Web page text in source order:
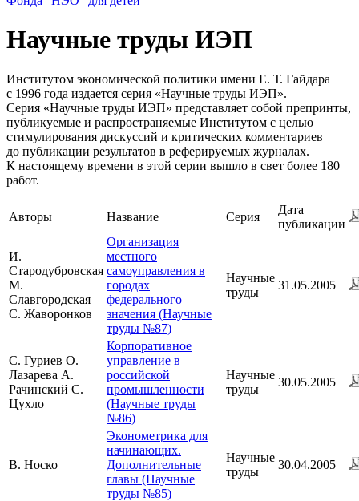
Научные труды ИЭП
Институтом экономической политики имени Е. Т. Гайдара
с 1996 года издается серия «Научные труды ИЭП».
Серия «Научные труды ИЭП» представляет собой препринты,
публикуемые и распространяемые Институтом с целью
стимулирования дискуссий и критических комментариев
до публикации результатов в реферируемых журналах.
К настоящему времени в этой серии вышло в свет более 180
работ.
Авторы Название Серия
Дата
публикации
И.
Стародубровская
М.
Славгородская
С. Жаворонков
Организация
местного
самоуправления в
городах
федерального
значения (Научные
труды №87)
Научные
труды
31.05.2005
С. Гуриев О.
Лазарева А.
Рачинский С.
Цухло
Корпоративное
управление в
российской
промышленности
(Научные труды
№86)
Научные
труды
30.05.2005
В. Носко
Эконометрика для
начинающих.
Дополнительные
главы (Научные
труды №85)
Научные
труды
30.04.2005